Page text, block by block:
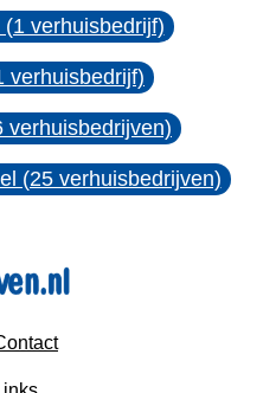
verhuisbedrijf)
verhuisbedrijf)
verhuisbedrijven)
(25 verhuisbedrijven)